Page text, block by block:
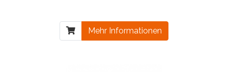
Mehr Informationen